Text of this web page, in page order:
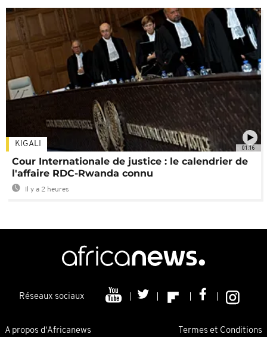
01:16
KIGALI
Cour Internationale de justice : le calendrier de
l'affaire RDC-Rwanda connu
Il y a 2 heures
Réseaux sociaux
A propos d'Africanews Termes et Conditions